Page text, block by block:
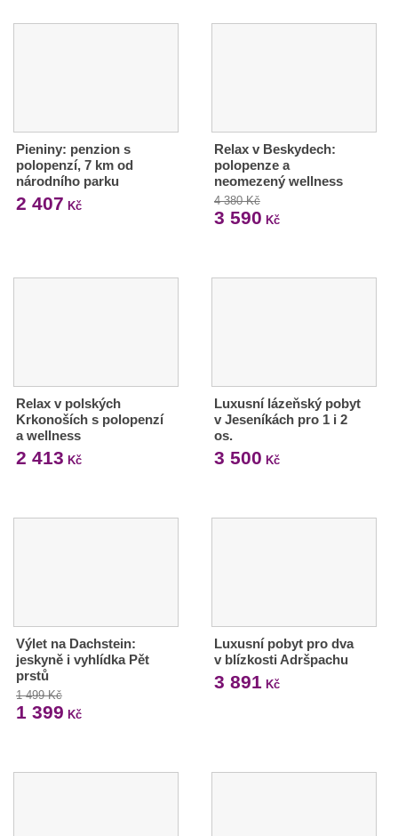
Pieniny: penzion s
polopenzí, 7 km od
národního parku
2 407 Kč
Relax v Beskydech:
polopenze a
neomezený wellness
4 380 Kč
3 590 Kč
Relax v polských
Krkonoších s polopenzí
a wellness
2 413 Kč
Luxusní lázeňský pobyt
v Jeseníkách pro 1 i 2
os.
3 500 Kč
Výlet na Dachstein:
jeskyně i vyhlídka Pět
prstů
1 499 Kč
1 399 Kč
Luxusní pobyt pro dva
v blízkosti Adršpachu
3 891 Kč